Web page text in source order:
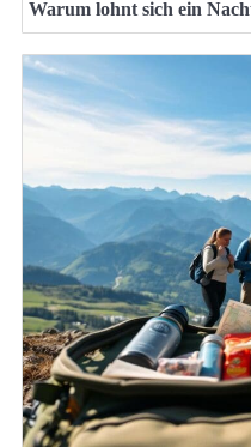
Warum lohnt sich ein